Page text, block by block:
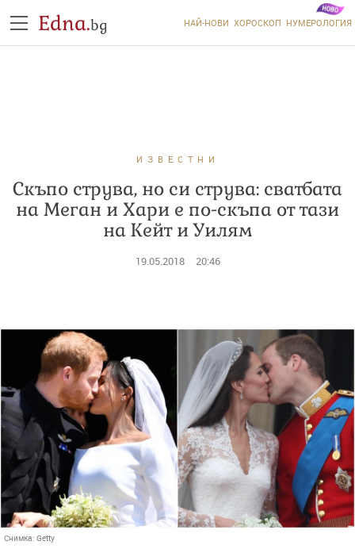
Edna.bg НАЙ-НОВИ ХОРОСКОП НУМЕРОЛОГИЯ
ИЗВЕСТНИ
Скъпо струва, но си струва: сватбата
на Меган и Хари е по-скъпа от тази
на Кейт и Уилям
19.05.2018 20:46
Снимка: Getty